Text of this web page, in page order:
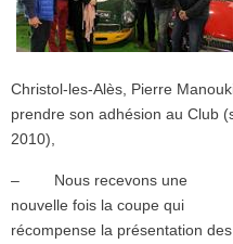
Christol-les-Alès, Pierre
prendre son adhésion au Club
2010),
– Nous recevons une
nouvelle fois la coupe qui
récompense la présentation des